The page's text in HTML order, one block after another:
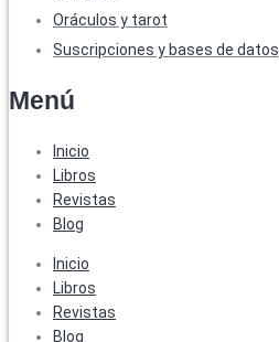
Oráculos y tarot
Suscripciones y bases de datos
Menú
Inicio
Libros
Revistas
Blog
Inicio
Libros
Revistas
Blog